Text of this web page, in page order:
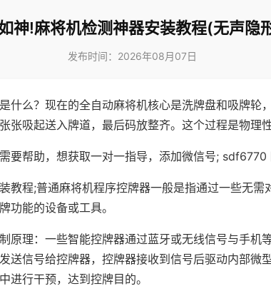
神!麻将机检测神器安装教程(无声隐
发布时间：2026年08月07日
什么？现在的全自动麻将机核心是洗牌盘和吸牌轮
张吸起送入牌道，最后码放整齐。这个过程是物理
要帮助，想获取一对一指导，添加微信号; sdf6770
教程;普通麻将机程序控牌器一般是指通过一些无需
功能的设备或工具。
原理：一些智能控牌器通过蓝牙或无线信号与手机
送信号给控牌器，控牌器接收到信号后驱动内部微
进行干预，达到控牌目的。